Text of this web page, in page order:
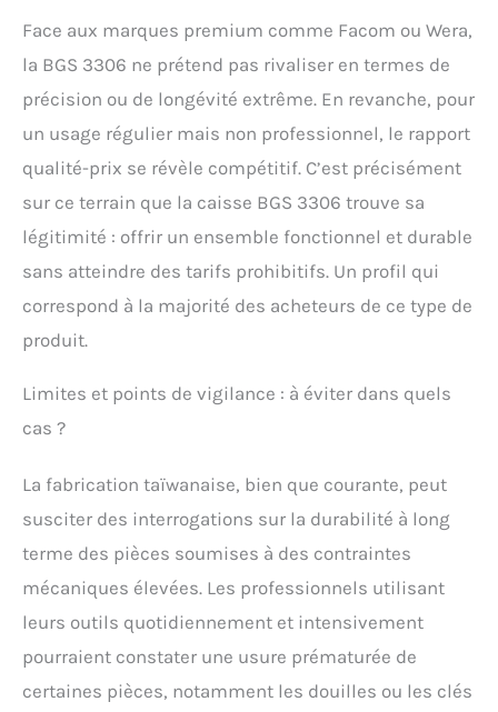
Face aux marques premium comme Facom ou Wera,
la BGS 3306 ne prétend pas rivaliser en termes de
précision ou de longévité extrême. En revanche, pour
un usage régulier mais non professionnel, le rapport
qualité-prix se révèle compétitif. C’est précisément
sur ce terrain que la caisse BGS 3306 trouve sa
légitimité : offrir un ensemble fonctionnel et durable
sans atteindre des tarifs prohibitifs. Un profil qui
correspond à la majorité des acheteurs de ce type de
produit.
Limites et points de vigilance : à éviter dans quels
cas ?
La fabrication taïwanaise, bien que courante, peut
susciter des interrogations sur la durabilité à long
terme des pièces soumises à des contraintes
mécaniques élevées. Les professionnels utilisant
leurs outils quotidiennement et intensivement
pourraient constater une usure prématurée de
certaines pièces, notamment les douilles ou les clés